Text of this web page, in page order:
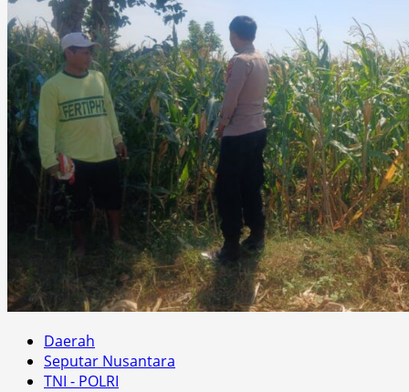
Daerah
Seputar Nusantara
TNI - POLRI